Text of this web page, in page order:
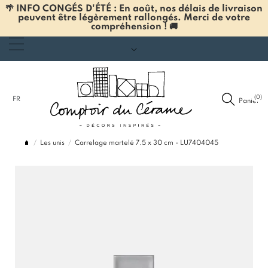
🌴 INFO CONGÉS D'ÉTÉ : En août, nos délais de livraison
peuvent être légèrement rallongés. Merci de votre
compréhension ! 🚚
FR Panier
(0)
Les unis Carrelage martelé 7.5 x 30 cm - LU7404045